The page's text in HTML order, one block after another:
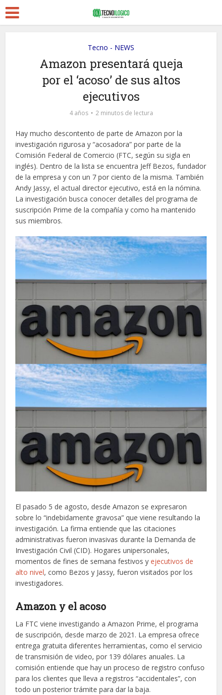
Tecno - NEWS
Amazon presentará queja
por el ‘acoso’ de sus altos
ejecutivos
4 años 2 minutos de lectura
Hay mucho descontento de parte de Amazon por la
investigación rigurosa y “acosadora” por parte de la
Comisión Federal de Comercio (FTC, según su sigla en
inglés). Dentro de la lista se encuentra Jeff Bezos, fundador
de la empresa y con un 7 por ciento de la misma. También
Andy Jassy, el actual director ejecutivo, está en la nómina.
La investigación busca conocer detalles del programa de
suscripción Prime de la compañía y como ha mantenido
sus miembros.
El pasado 5 de agosto, desde Amazon se expresaron
sobre lo “indebidamente gravosa” que viene resultando la
investigación. La firma entiende que las citaciones
administrativas fueron invasivas durante la Demanda de
Investigación Civil (CID). Hogares unipersonales,
momentos de fines de semana festivos yejecutivos de
alto nivel, como Bezos y Jassy, fueron visitados por los
investigadores.
Amazon y el acoso
La FTC viene investigando a Amazon Prime, el programa
de suscripción, desde marzo de 2021. La empresa ofrece
entrega gratuita diferentes herramientas, como el servicio
de transmisión de video, por 139 dólares anuales. La
comisión entiende que hay un proceso de registro confuso
para los clientes que lleva a registros “accidentales”, con
todo un posterior trámite para dar la baja.